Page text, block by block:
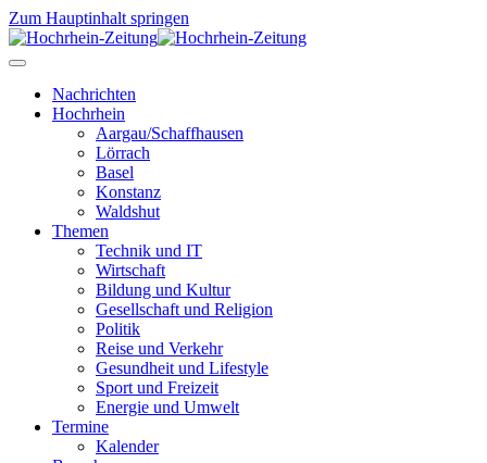
Zum Hauptinhalt springen
Nachrichten
Hochrhein
Aargau/Schaffhausen
Lörrach
Basel
Konstanz
Waldshut
Themen
Technik und IT
Wirtschaft
Bildung und Kultur
Gesellschaft und Religion
Politik
Reise und Verkehr
Gesundheit und Lifestyle
Sport und Freizeit
Energie und Umwelt
Termine
Kalender